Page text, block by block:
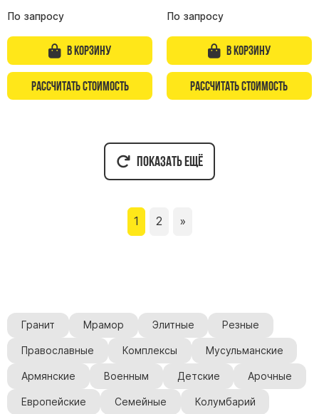
По запросу
В корзину
Рассчитать стоимость
По запросу
В корзину
Рассчитать стоимость
Показать ещё
1 2 »
Гранит Мрамор Элитные Резные
Православные Комплексы Мусульманские
Армянские Военным Детские Арочные
Европейские Семейные Колумбарий